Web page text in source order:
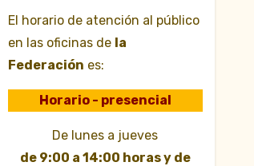
El horario de atención al público
en las oficinas de la
Federación es:
Horario - presencial
De lunes a jueves
de 9:00 a 14:00 horas y de